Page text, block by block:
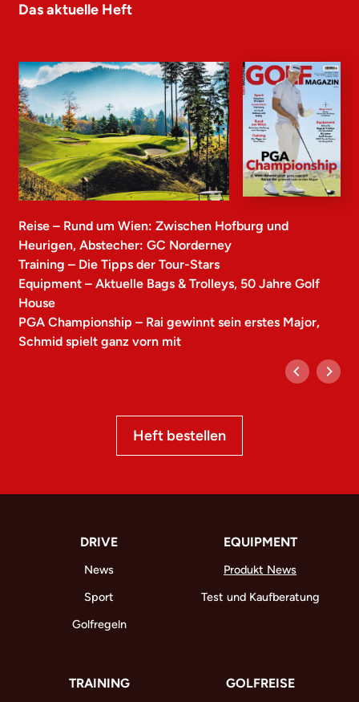
Das aktuelle Heft
Reise – Rund um Wien: Zwischen Hofburg und
Heurigen, Abstecher: GC Norderney
Training – Die Tipps der Tour-Stars
Equipment – Aktuelle Bags & Trolleys, 50 Jahre Golf
House
PGA Championship – Rai gewinnt sein erstes Major,
Schmid spielt ganz vorn mit
Heft bestellen
DRIVE
News
Sport
Golfregeln
EQUIPMENT
Produkt News
Test und Kaufberatung
TRAINING GOLFREISE